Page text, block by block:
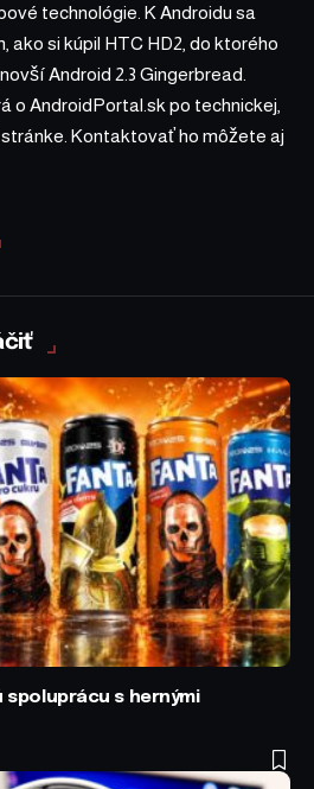
technológie. K Androidu sa
ako si kúpil HTC HD2, do ktorého
Android 2.3 Gingerbread.
o AndroidPortal.sk po technickej,
Kontaktovať ho môžete aj
spoluprácu s hernými